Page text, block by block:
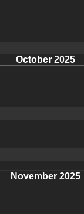
October 2025
November 2025